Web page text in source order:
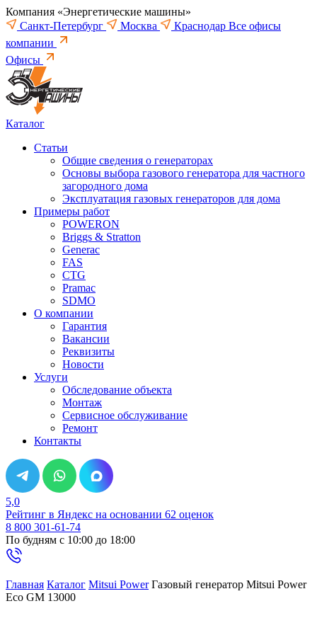
Компания «Энергетические машины»
Санкт-Петербург
Москва Краснодар Все офисы
компании
Офисы
Каталог
Статьи
Общие сведения о генераторах
Основы выбора газового генератора для частного
загородного дома
Эксплуатация газовых генераторов для дома
Примеры работ
POWERON
Briggs & Stratton
Generac
FAS
CTG
Pramac
SDMO
О компании
Гарантия
Вакансии
Реквизиты
Новости
Услуги
Обследование объекта
Монтаж
Сервисное обслуживание
Ремонт
Контакты
5,0
Рейтинг в Яндекс на основании 62 оценок
8 800 301-61-74
По будням с 10:00 до 18:00
Главная Каталог Mitsui Power Газовый генератор Mitsui Power
Eco GM 13000